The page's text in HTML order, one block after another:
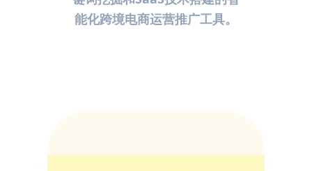
能化跨境电商运营推广工具。